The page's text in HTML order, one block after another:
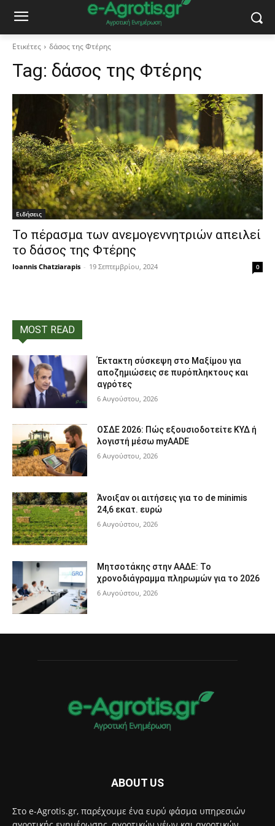
Ετικέτες δάσος της Φτέρης
Tag: δάσος της Φτέρης
Ειδήσεις
Το πέρασμα των ανεμογεννητριών απειλεί
το δάσος της Φτέρης
Ioannis Chatziarapis - 19 Σεπτεμβρίου, 2024 0
MOST READ
Έκτακτη σύσκεψη στο Μαξίμου για
αποζημιώσεις σε πυρόπληκτους και
αγρότες
6 Αυγούστου, 2026
ΟΣΔΕ 2026: Πώς εξουσιοδοτείτε ΚΥΔ ή
λογιστή μέσω myAADE
6 Αυγούστου, 2026
Άνοιξαν οι αιτήσεις για το de minimis
24,6 εκατ. ευρώ
6 Αυγούστου, 2026
Μητσοτάκης στην ΑΑΔΕ: Το
χρονοδιάγραμμα πληρωμών για το 2026
6 Αυγούστου, 2026
ABOUT US
Στο e-Agrotis.gr, παρέχουμε ένα ευρύ φάσμα υπηρεσιών